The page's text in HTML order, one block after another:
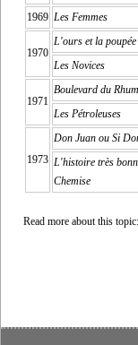
1969 Les Femmes
1970
L'ours et la poupée
Les Novices
1971
Boulevard du Rhum
Les Pétroleuses
1973
Don Juan ou Si
L'histoire très
Chemise
Read more about this topic: